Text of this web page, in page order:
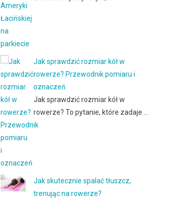
Jak sprawdzić rozmiar kół w
rowerze? Przewodnik pomiaru i
oznaczeń
Jak sprawdzić rozmiar kół w
rowerze? To pytanie, które zadaje …
Jak skutecznie spalać tłuszcz,
trenując na rowerze?